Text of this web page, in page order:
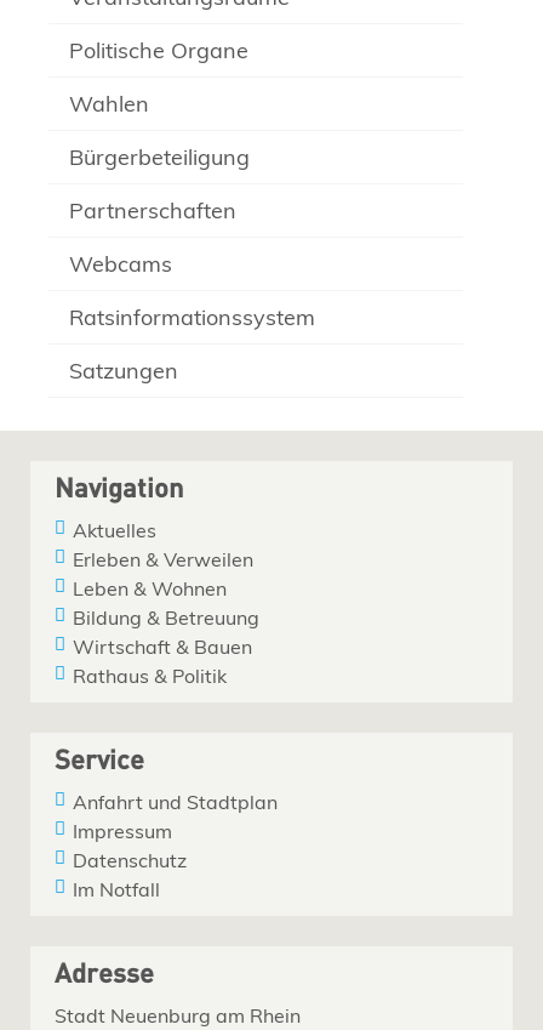
Politische Organe
Wahlen
Bürgerbeteiligung
Partnerschaften
Webcams
Ratsinformationssystem
Satzungen
Navigation
Aktuelles
Erleben & Verweilen
Leben & Wohnen
Bildung & Betreuung
Wirtschaft & Bauen
Rathaus & Politik
Service
Anfahrt und Stadtplan
Impressum
Datenschutz
Im Notfall
Adresse
Stadt Neuenburg am Rhein